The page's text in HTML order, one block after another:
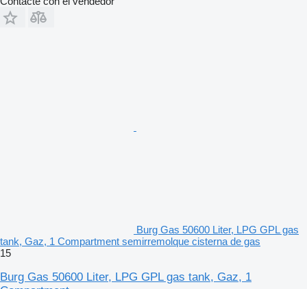
Burg Gas 50600 Liter, LPG GPL gas
tank, Gaz, 1 Compartment semirremolque cisterna de gas
15
Burg Gas 50600 Liter, LPG GPL gas tank, Gaz, 1